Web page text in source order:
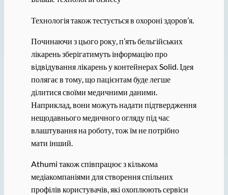
Технологія також тестується в охороні здоров’я.
Починаючи з цього року, п’ять бельгійських
лікарень зберігатимуть інформацію про
відвідування лікарень у контейнерах Solid. Ідея
полягає в тому, що пацієнтам буде легше
ділитися своїми медичними даними.
Наприклад, вони можуть надати підтвердження
нещодавнього медичного огляду під час
влаштування на роботу, тож їм не потрібно
мати інший.
Athumi також співпрацює з кількома
медіакомпаніями для створення спільних
профілів користувачів, які охоплюють сервіси